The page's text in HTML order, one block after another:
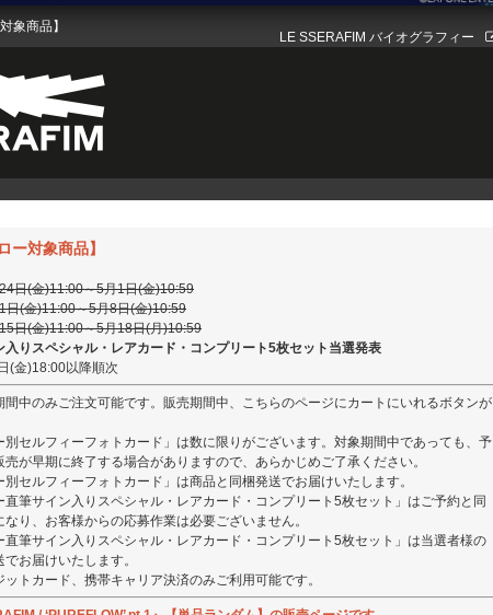
象商品】
LE SSERAFIM バイオグラフィー
ー対象商品】
日(金)11:00～5月1日(金)10:59
日(金)11:00～5月8日(金)10:59
日(金)11:00～5月18日(月)10:59
りスペシャル・レアカード・コンプリート5枚セット当選発表
(金)18:00以降順次
間中のみご注文可能です。販売期間中、こちらのページにカートにいれるボタンが
別セルフィーフォトカード」は数に限りがございます。対象期間中であっても、予
が早期に終了する場合がありますので、あらかじめご了承ください。
別セルフィーフォトカード」は商品と同梱発送でお届けいたします。
直筆サイン入りスペシャル・レアカード・コンプリート5枚セット」はご予約と同
り、お客様からの応募作業は必要ございません。
直筆サイン入りスペシャル・レアカード・コンプリート5枚セット」は当選者様の
お届けいたします。
ットカード、携帯キャリア決済のみご利用可能です。